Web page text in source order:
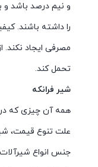
و نیم درصد باشد و بر
را داشته باشند.
مصرفی ایجاد نکند. از
تحمل کند.
شیر فرانکه
همه آن چیزی که
علت تنوع قیمت،
جنس انواع شیرآلات